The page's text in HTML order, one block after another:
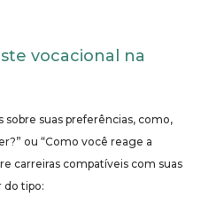
vocacional na
suas preferências, como,
ou “Como você reage a
carreiras compatíveis com suas
do tipo: